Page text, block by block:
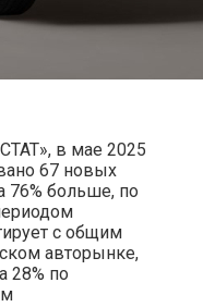
в мае 2025
67 новых
76% больше, по
с общим
авторынке,
28% по